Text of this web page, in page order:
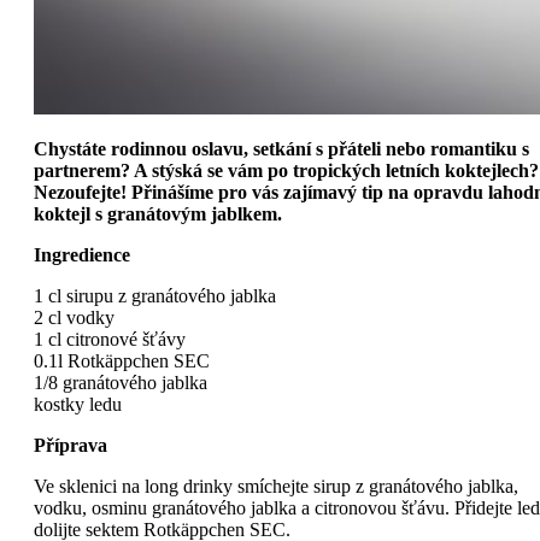
Chystáte rodinnou oslavu, setkání s přáteli nebo romantiku s
partnerem? A stýská se vám po tropických letních koktejlech?
Nezoufejte! Přinášíme pro vás zajímavý tip na opravdu
koktejl s granátovým jablkem.
Ingredience
1 cl sirupu z granátového jablka
2 cl vodky
1 cl citronové šťávy
0.1l Rotkäppchen SEC
1/8 granátového jablka
kostky ledu
Příprava
Ve sklenici na long drinky smíchejte sirup z granátového jablka,
vodku, osminu granátového jablka a citronovou šťávu. Přidejte
dolijte sektem Rotkäppchen SEC.